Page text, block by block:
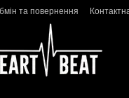
та повернення